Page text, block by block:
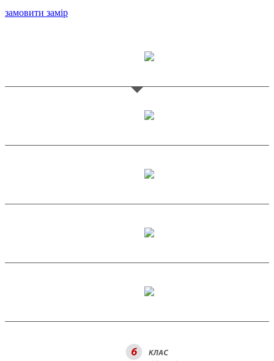
замовити замір